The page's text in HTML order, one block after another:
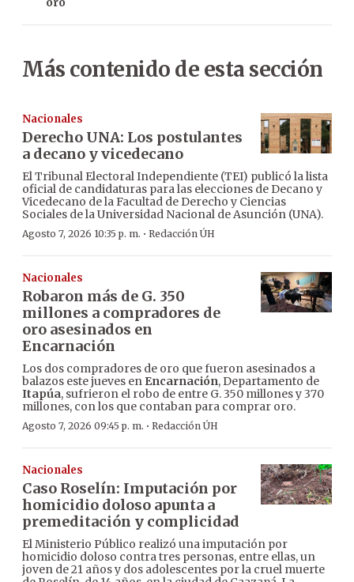
Más contenido de esta sección
Nacionales
Derecho UNA: Los postulantes
a decano y vicedecano
El Tribunal Electoral Independiente (TEI) publicó la lista
oficial de candidaturas para las elecciones de Decano y
Vicedecano de la Facultad de Derecho y Ciencias
Sociales de la Universidad Nacional de Asunción (UNA).
Agosto 7, 2026 10:35 p. m. · Redacción ÚH
Nacionales
Robaron más de G. 350
millones a compradores de
oro asesinados en
Encarnación
Los dos compradores de oro que fueron asesinados a
balazos este jueves en Encarnación, Departamento de
Itapúa, sufrieron el robo de entre G. 350 millones y 370
millones, con los que contaban para comprar oro.
Agosto 7, 2026 09:45 p. m. · Redacción ÚH
Nacionales
Caso Roselín: Imputación por
homicidio doloso apunta a
premeditación y complicidad
El Ministerio Público realizó una imputación por
homicidio doloso contra tres personas, entre ellas, un
joven de 21 años y dos adolescentes por la cruel muerte